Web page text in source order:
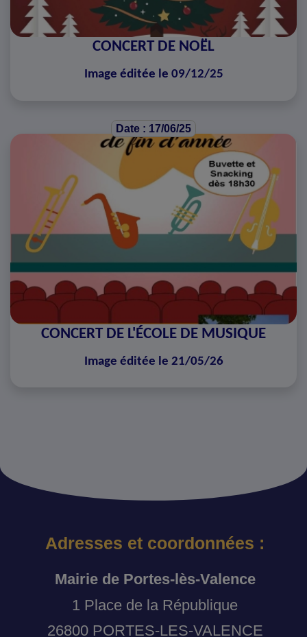
CONCERT DE NOËL
Image éditée le 09/12/25
Date : 17/06/25
CONCERT DE L'ÉCOLE DE MUSIQUE
Image éditée le 21/05/26
Adresses et coordonnées :
Mairie de Portes-lès-Valence
1 Place de la République
26800 PORTES-LES-VALENCE